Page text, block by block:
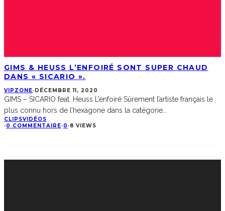
GIMS & HEUSS L’ENFOIRÉ SONT SUPER CHAUD
DANS « SICARIO ».
VIPZONE·DÉCEMBRE 11, 2020
GIMS – SICARIO feat. Heuss L’enfoiré Sûrement l’artiste français le
plus connu hors de l’hexagone dans la catégorie
CLIPSVIDÉOS
·0 COMMENTAIRE·0 ·8 VIEWS